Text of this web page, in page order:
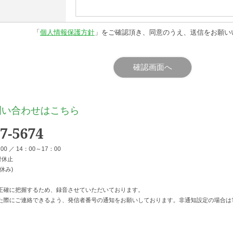
「個人情報保護方針 」をご確認頂き、同意のうえ、送信をお願い
合わせはこちら
5674
／ 14：00～17：00
止
み)
に把握するため、録音させていただいております。
にご連絡できるよう、発信者番号の通知をお願いしております。非通知設定の場合